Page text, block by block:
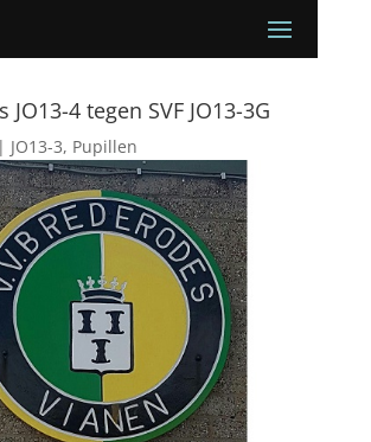
JO13-4 tegen SVF JO13-3G
JO13-3, Pupillen